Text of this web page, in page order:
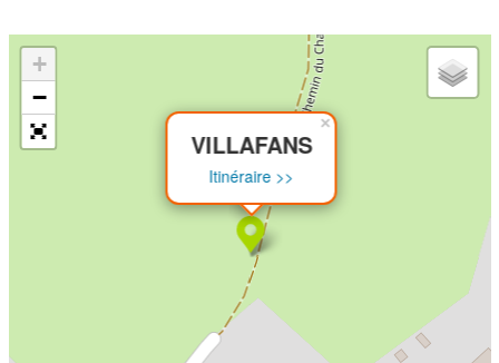
VILLAFANS
Itinéraire >>
×
+
−